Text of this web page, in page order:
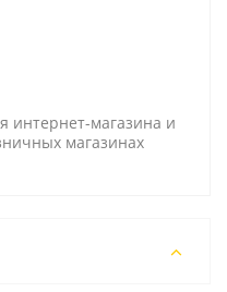
интернет-магазина и
магазинах